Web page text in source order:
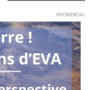
INFOMERCIAL